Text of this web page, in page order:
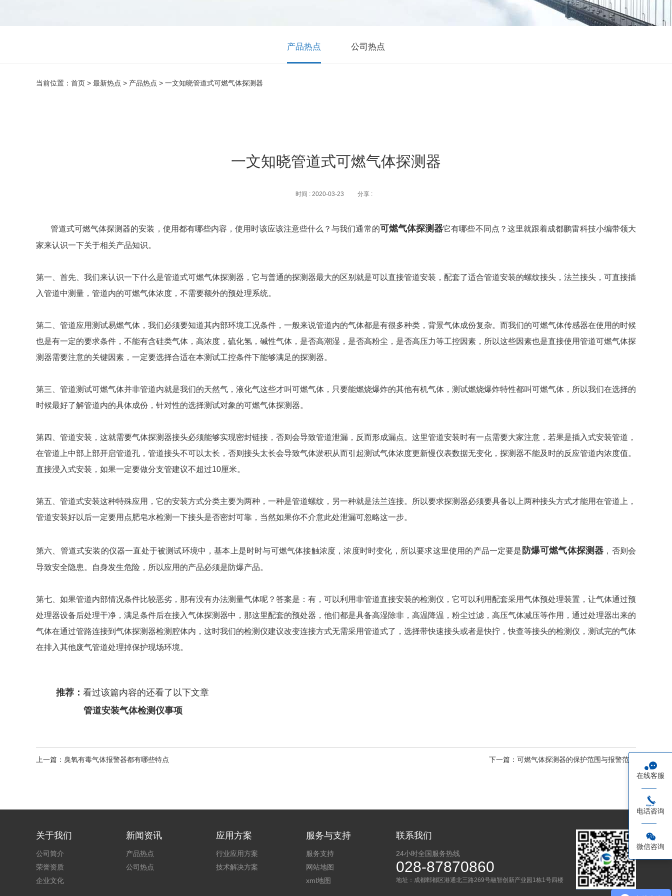
产品热点 公司热点
当前位置： 首页 > 最新热点 > 产品热点 > 一文知晓管道式可燃气体探测器
一文知晓管道式可燃气体探测器
时间 : 2020-03-23 分享 :
管道式可燃气体探测器的安装，使用都有哪些内容，使用时该应该注意些什么？与我们通常的可燃气体探测器它有哪些不同点？这里就跟着成都鹏雷科技小编带领大
家来认识一下关于相关产品知识。
第一、首先、我们来认识一下什么是管道式可燃气体探测器，它与普通的探测器最大的区别就是可以直接管道安装，配套了适合管道安装的螺纹接头，法兰接头，可直接插
入管道中测量，管道内的可燃气体浓度，不需要额外的预处理系统。
第二、管道应用测试易燃气体，我们必须要知道其内部环境工况条件，一般来说管道内的气体都是有很多种类，背景气体成份复杂。而我们的可燃气体传感器在使用的时候
也是有一定的要求条件，不能有含硅类气体，高浓度，硫化氢，碱性气体，是否高潮湿，是否高粉尘，是否高压力等工控因素，所以这些因素也是直接使用管道可燃气体探
测器需要注意的关键因素，一定要选择合适在本测试工控条件下能够满足的探测器。
第三、管道测试可燃气体并非管道内就是我们的天然气，液化气这些才叫可燃气体，只要能燃烧爆炸的其他有机气体，测试燃烧爆炸特性都叫可燃气体，所以我们在选择的
时候最好了解管道内的具体成份，针对性的选择测试对象的可燃气体探测器。
第四、管道安装，这就需要气体探测器接头必须能够实现密封链接，否则会导致管道泄漏，反而形成漏点。这里管道安装时有一点需要大家注意，若果是插入式安装管道，
在管道上中部上部开启管道孔，管道接头不可以太长，否则接头太长会导致气体淤积从而引起测试气体浓度更新慢仪表数据无变化，探测器不能及时的反应管道内浓度值。
直接浸入式安装，如果一定要做分支管建议不超过10厘米。
第五、管道式安装这种特殊应用，它的安装方式分类主要为两种，一种是管道螺纹，另一种就是法兰连接。所以要求探测器必须要具备以上两种接头方式才能用在管道上，
管道安装好以后一定要用点肥皂水检测一下接头是否密封可靠，当然如果你不介意此处泄漏可忽略这一步。
第六、管道式安装的仪器一直处于被测试环境中，基本上是时时与可燃气体接触浓度，浓度时时变化，所以要求这里使用的产品一定要是 防爆可燃气体探测器 ，否则会
导致安全隐患。自身发生危险，所以应用的产品必须是防爆产品。
第七、如果管道内部情况条件比较恶劣，那有没有办法测量气体呢？答案是：有，可以利用非管道直接安装的检测仪，它可以利用配套采用气体预处理装置，让气体通过预
处理器设备后处理干净，满足条件后在接入气体探测器中，那这里配套的预处器，他们都是具备高湿除非，高温降温，粉尘过滤，高压气体减压等作用，通过处理器出来的
气体在通过管路连接到气体探测器检测腔体内，这时我们的检测仪建议改变连接方式无需采用管道式了，选择带快速接头或者是快拧，快查等接头的检测仪，测试完的气体
在排入其他废气管道处理掉保护现场环境。
推荐： 看过该篇内容的还看了以下文章
管道安装气体检测仪事项
上一篇：臭氧有毒气体报警器都有哪些特点 下一篇：可燃气体探测器的保护范围与报警范围
关于我们
公司简介
荣誉资质
企业文化
新闻资讯
产品热点
公司热点
应用方案
行业应用方案
技术解决方案
服务与支持
服务支持
网站地图
xml地图
联系我们
24小时全国服务热线
028-87870860
地址：成都郫都区港通北三路269号融智创新产业园1栋1号四楼

在线客服

电话咨询

微信咨询